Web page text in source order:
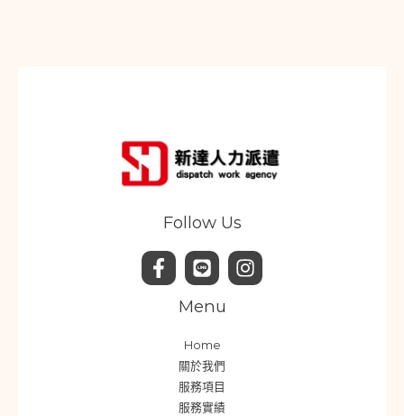
Follow Us
Menu
Home
關於我們
服務項目
服務實績